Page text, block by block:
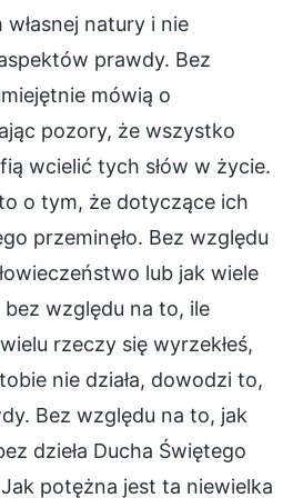
natury i nie
prawdy. Bez
mówią o
pozory, że wszystko
wcielić tych słów w życie.
o tym, że dotyczące ich
przeminęło. Bez względu
lub jak wiele
względu na to, ile
rzeczy się wyrzekłeś,
nie działa, dowodzi to,
Bez względu na to, jak
dzieła Ducha Świętego
potężna jest ta niewielka